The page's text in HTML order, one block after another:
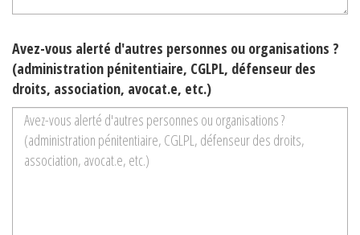
Avez-vous alerté d'autres personnes ou organisations ?
(administration pénitentiaire, CGLPL, défenseur des
droits, association, avocat.e, etc.)